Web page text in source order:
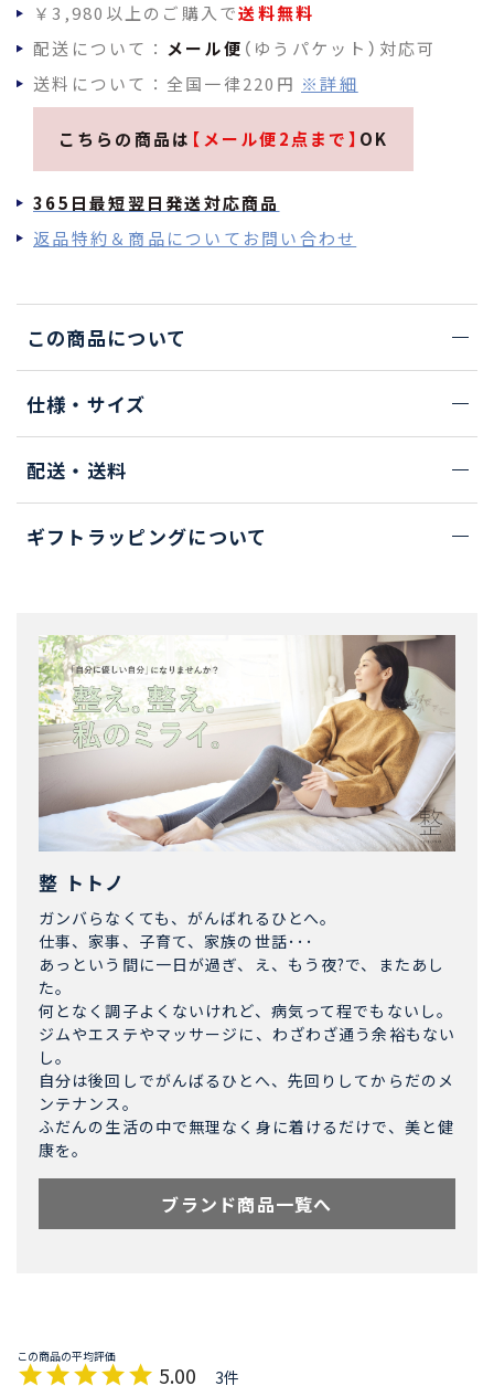
￥3,980以上のご購入で送料無料
配送について： メール便 （ゆうパケット）対応可
送料について：全国一律220円 ※詳細
こちらの商品は 【メール便2点まで】 OK
365日最短翌日発送対応商品
返品特約＆商品についてお問い合わせ
この商品について
仕様・サイズ
配送・送料
ギフトラッピングについて
整 トトノ
ガンバらなくても、がんばれるひとへ。
仕事、家事、子育て、家族の世話･･･
あっという間に一日が過ぎ、え、もう夜?で、またあし
た。
何となく調子よくないけれど、病気って程でもないし。
ジムやエステやマッサージに、わざわざ通う余裕もない
し。
自分は後回しでがんばるひとへ、先回りしてからだのメ
ンテナンス。
ふだんの生活の中で無理なく身に着けるだけで、美と健
康を。
ブランド商品一覧へ
5.00 3